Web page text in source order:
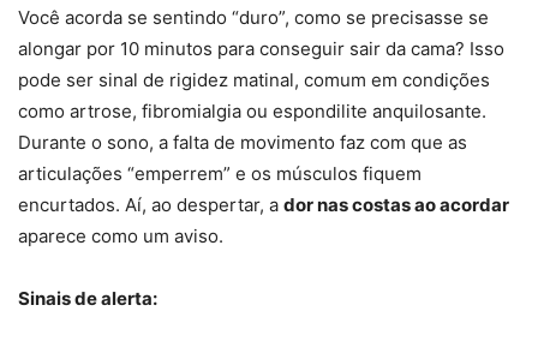
Você acorda se sentindo “duro”, como se precisasse se
alongar por 10 minutos para conseguir sair da cama? Isso
pode ser sinal de rigidez matinal, comum em condições
como artrose, fibromialgia ou espondilite anquilosante.
Durante o sono, a falta de movimento faz com que as
articulações “emperrem” e os músculos fiquem
encurtados. Aí, ao despertar, a dor nas costas ao acordar
aparece como um aviso.
Sinais de alerta: